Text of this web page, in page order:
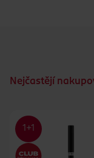
Nejčastějí